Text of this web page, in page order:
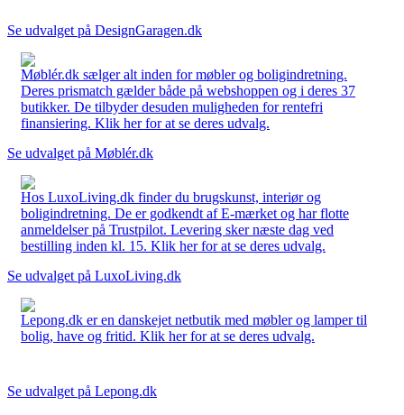
Se udvalget på DesignGaragen.dk
Møblér.dk sælger alt inden for møbler og boligindretning.
Deres prismatch gælder både på webshoppen og i deres 37
butikker. De tilbyder desuden muligheden for rentefri
finansiering. Klik her for at se deres udvalg.
Se udvalget på Møblér.dk
Hos LuxoLiving.dk finder du brugskunst, interiør og
boligindretning. De er godkendt af E-mærket og har flotte
anmeldelser på Trustpilot. Levering sker næste dag ved
bestilling inden kl. 15. Klik her for at se deres udvalg.
Se udvalget på LuxoLiving.dk
Lepong.dk er en danskejet netbutik med møbler og lamper til
bolig, have og fritid. Klik her for at se deres udvalg.
Se udvalget på Lepong.dk